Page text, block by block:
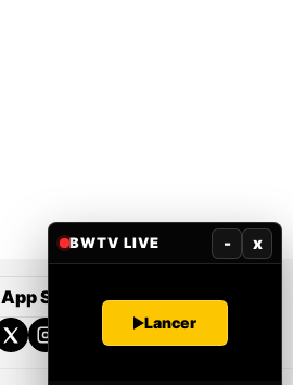
App Store Google Play
BWTV LIVE - x
Lancer